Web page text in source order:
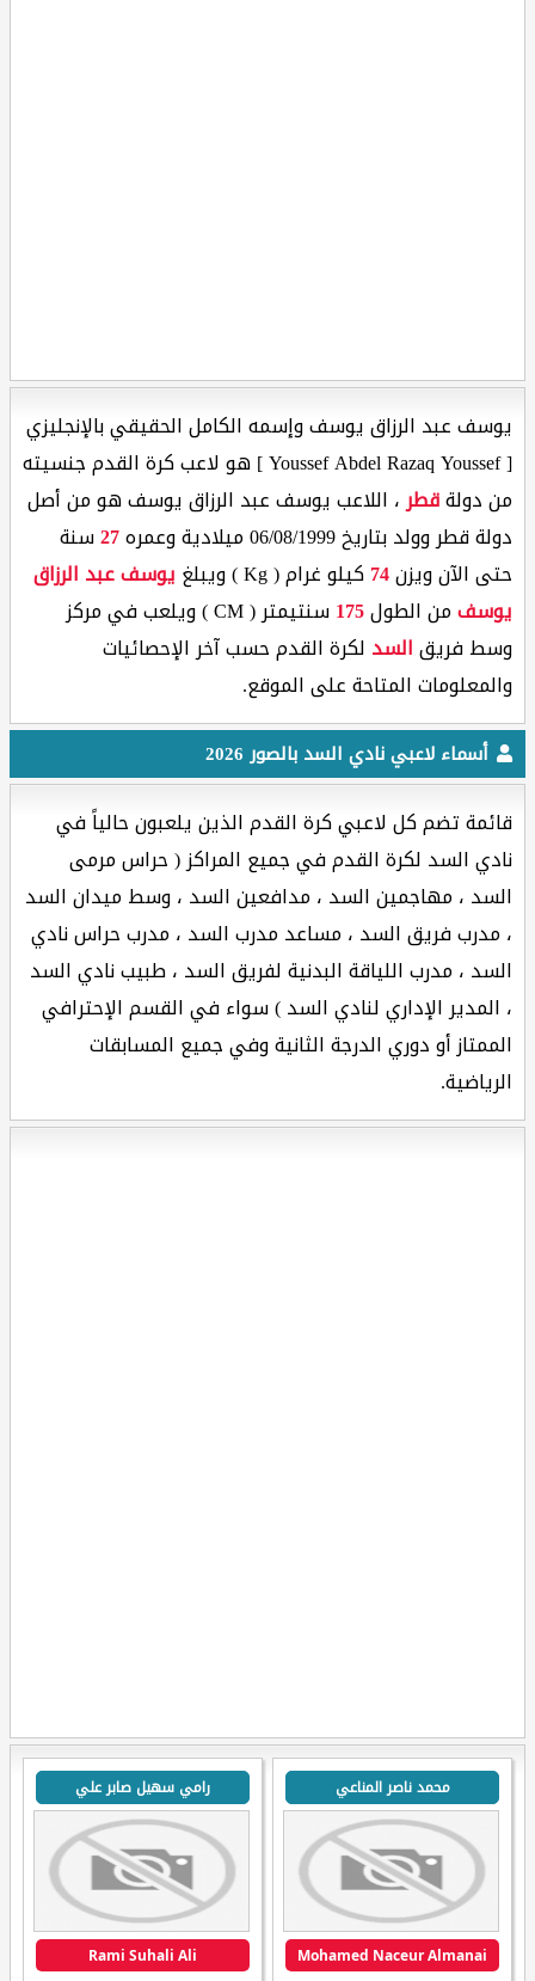
يوسف عبد الرزاق يوسف وإسمه الكامل الحقيقي بالإنجليزي
[ Youssef Abdel Razaq Youssef ] هو لاعب كرة القدم جنسيته
من دولةقطر، اللاعب يوسف عبد الرزاق يوسف هو من أصل
دولة قطر وولد بتاريخ 06/08/1999 ميلادية وعمره
27سنة
حتى الآن ويزن74كيلو غرام ( Kg ) ويبلغ
يوسف عبد الرزاق
يوسفمن الطول175
سنتيمتر ( CM ) ويلعب في مركز
وسط فريقالسد لكرة القدم حسب آخر الإحصائيات
والمعلومات المتاحة على الموقع.
أسماء لاعبي نادي السد بالصور 2026
قائمة تضم كل لاعبي كرة القدم الذين يلعبون حالياً في
نادي السد لكرة القدم في جميع المراكز ( حراس مرمى
السد ، مهاجمين السد ، مدافعين السد ، وسط ميدان السد
، مدرب فريق السد ، مساعد مدرب السد ، مدرب حراس نادي
السد ، مدرب اللياقة البدنية لفريق السد ، طبيب نادي السد
، المدير الإداري لنادي السد ) سواء في القسم الإحترافي
الممتاز أو دوري الدرجة الثانية وفي جميع المسابقات
الرياضية.
محمد ناصر المناعي
Mohamed Naceur Almanai
رامي سهيل صابر علي
Rami Suhali Ali